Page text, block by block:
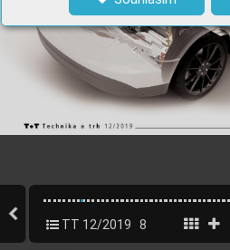
TT 12/2019 8